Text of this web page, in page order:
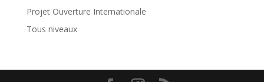
Projet Ouverture Internationale
Tous niveaux